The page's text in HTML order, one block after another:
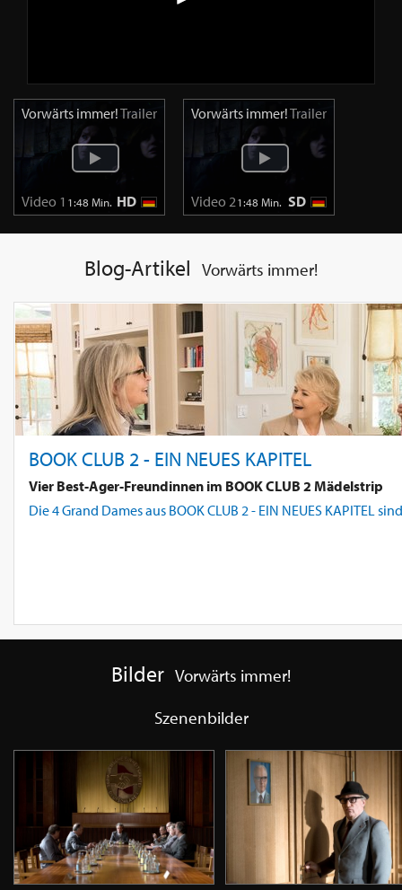
Vorwärts immer!Trailer
Video 1 1:48 Min. HD
Vorwärts immer!Trailer
Video 21:48 Min. SD
Blog-Artikel Vorwärts immer!
BOOK CLUB 2 - EIN NEUES KAPITEL
Vier Best-Ager-Freundinnen im BOOK CLUB 2 Mädelstrip
Die 4 Grand Dames aus BOOK CLUB 2 - EIN NEUES
Bilder Vorwärts immer!
Szenenbilder